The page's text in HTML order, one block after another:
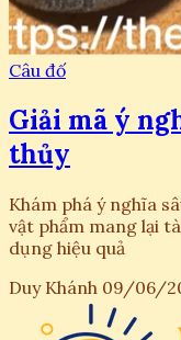
Câu đố
Giải mã ý
thủy
Khám phá ý nghĩa
vật phẩm mang lại
dụng hiệu quả
Duy Khánh 09/06/